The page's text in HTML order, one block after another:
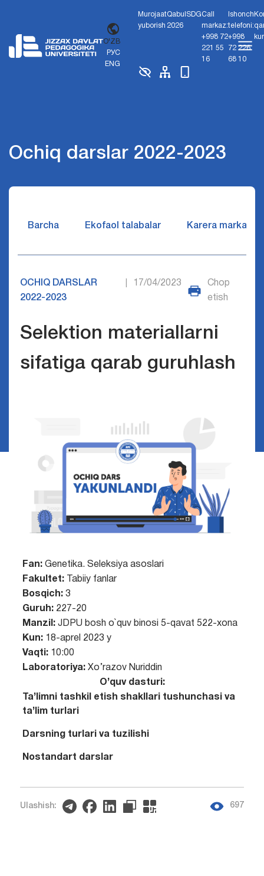
O'ZB
РУС
ENG
Murojaat
yuborish
Qabul
2026
SDGCall
markaz:
+998 72
221 55
16
Ishonch
telefoni:
+998
72 226
68 10
Ochiq darslar 2022-2023
Barcha Ekofaol talabalar Karera markazi
OCHIQ DARSLAR
2022-2023
17/04/2023
Chop
etish
Selektion materiallarni
sifatiga qarab guruhlash
Fan:Genetika. Seleksiya asoslari
Fakultet:Tabiiy fanlar
Bosqich:3
Guruh:227-20
Manzil:JDPU bosh o`quv binosi 5-qavat 522-xona
Kun: 18-aprel 2023 y
Vaqti:10:00
Laboratoriya:Xo’razov Nuriddin
O’quv dasturi:
Ta’limni tashkil etish shakllari tushunchasi va
ta’lim turlari
Darsning turlari va tuzilishi
Nostandart darslar
Ulashish: 697